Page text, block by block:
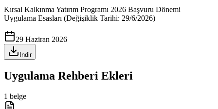
Kırsal Kalkınma Yatırım Programı 2026 Başvuru Dönemi
Uygulama Esasları (Değişiklik Tarihi: 29/6/2026)
29 Haziran 2026
Indir
Uygulama Rehberi Ekleri
1 belge